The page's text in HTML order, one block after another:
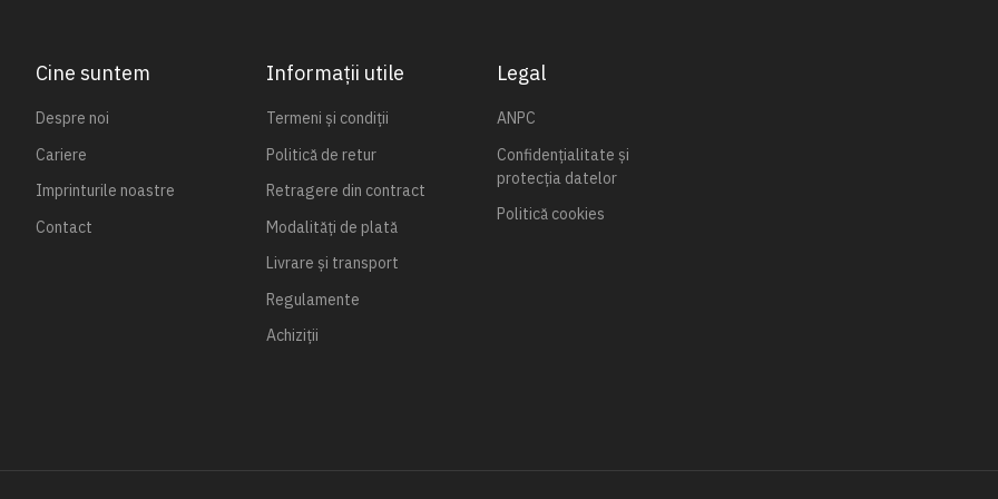
Cine suntem
Despre noi
Cariere
Imprinturile noastre
Contact
Informații utile
Termeni și condiții
Politică de retur
Retragere din contract
Modalități de plată
Livrare și transport
Regulamente
Achiziții
Legal
ANPC
Confidențialitate și
protecția datelor
Politică cookies